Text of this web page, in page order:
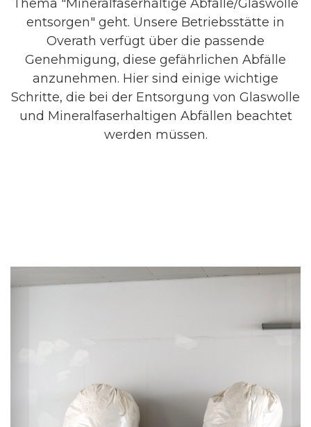
Thema "Mineralfaserhaltige Abfälle/Glaswolle
entsorgen" geht. Unsere Betriebsstätte in
Overath verfügt über die passende
Genehmigung, diese gefährlichen Abfälle
anzunehmen. Hier sind einige wichtige
Schritte, die bei der Entsorgung von Glaswolle
und Mineralfaserhaltigen Abfällen beachtet
werden müssen.